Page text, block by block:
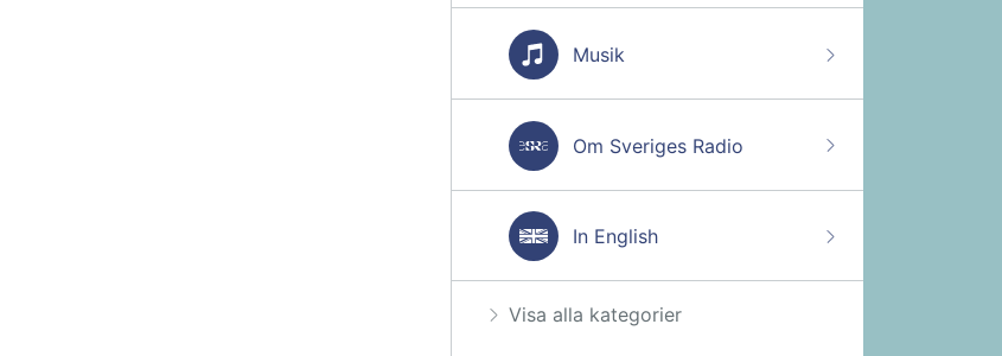
Musik
Om Sveriges Radio
In English
Visa alla kategorier